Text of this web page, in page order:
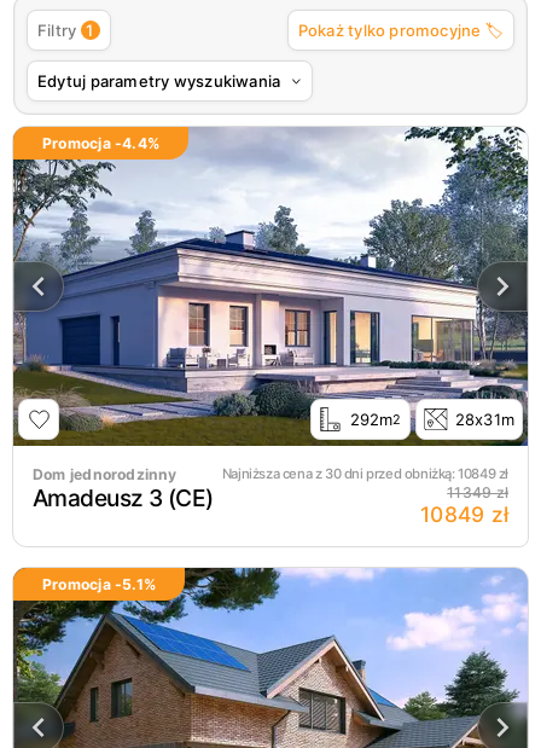
Filtry 1 Pokaż tylko promocyjne 🏷️
Edytuj parametry wyszukiwania
Promocja -4.4%
292m2 28x31m
Dom jednorodzinny Najniższa cena z 30 dni przed obniżką:10849zł
Amadeusz 3 (CE) 11349 zł
10849 zł
Promocja -5.1%